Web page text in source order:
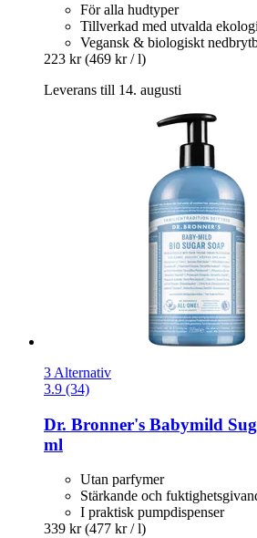
För alla hudtyper
Tillverkad med utvalda
Vegansk & biologiskt
223 kr (469 kr / l)
Leverans till 14. augusti
3 Alternativ
3.9 (34)
Dr. Bronner's Babymild
ml
Utan parfymer
Stärkande och
I praktisk pumpdispenser
339 kr (477 kr / l)